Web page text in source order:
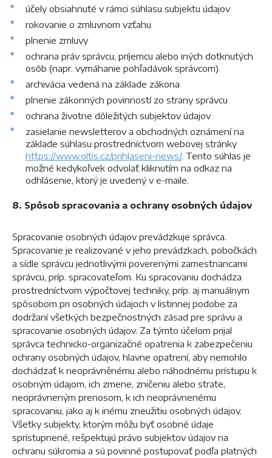
účely obsiahnuté v rámci súhlasu subjektu údajov
rokovanie o zmluvnom vzťahu
plnenie zmluvy
ochrana práv správcu, príjemcu alebo iných dotknutých
osôb (napr. vymáhanie pohľadávok správcom)
archivácia vedená na základe zákona
plnenie zákonných povinností zo strany správcu
ochrana životne dôležitých subjektov údajov
zasielanie newsletterov a obchodných oznámení na
základe súhlasu prostredníctvom webovej stránky
https://www.oltis.cz/prihlaseni-news/. Tento súhlas je
možné kedykoľvek odvolať kliknutím na odkaz na
odhlásenie, ktorý je uvedený v e-maile.
8. Spôsob spracovania a ochrany osobných údajov
Spracovanie osobných údajov prevádzkuje správca.
Spracovanie je realizované v jeho prevádzkach, pobočkách
a sídle správcu jednotlivými poverenými zamestnancami
správcu, príp. spracovateľom. Ku spracovaniu dochádza
prostredníctvom výpočtovej techniky, príp. aj manuálnym
spôsobom pri osobných údajoch v listinnej podobe za
dodržaní všetkých bezpečnostných zásad pre správu a
spracovanie osobných údajov. Za týmto účelom prijal
správca technicko-organizačné opatrenia k zabezpečeniu
ochrany osobných údajov, hlavne opatrení, aby nemohlo
dochádzať k neoprávněnému alebo náhodnému prístupu k
osobným údajom, ich zmene, zničeniu alebo strate,
neoprávneným prenosom, k ich neoprávnenému
spracovaniu, jako aj k inému zneužitiu osobných údajov.
Všetky subjekty, ktorým môžu byť osobné údaje
sprístupnené, rešpektujú právo subjektov údajov na
ochranu súkromia a sú povinné postupovať podľa platných